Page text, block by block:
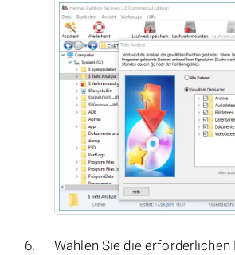
Wählen Sie die erforderlichen